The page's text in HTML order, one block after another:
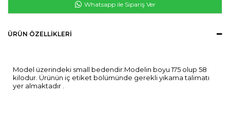
Whatsapp ile Sipariş Ver
ÜRÜN ÖZELLIKLERI
Model üzerindeki small bedendir.Modelin boyu 175 olup 58
kilodur. Ürünün iç etiket bölümünde gerekli yıkama talimatı
yer almaktadır .